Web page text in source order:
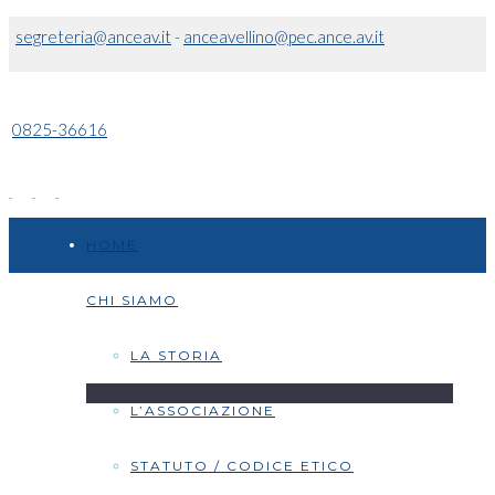
segreteria@anceav.it- anceavellino@pec.ance.av.it
0825-36616
CHI SIAMO
LA STORIA
L’ASSOCIAZIONE
STATUTO / CODICE ETICO